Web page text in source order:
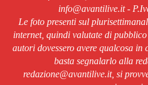
info@avantilive.it -
Le foto presenti sul
internet, quindi valutate di
autori dovessero avere qualcosa
basta segnalarlo alla
redazione@avantilive.it, si